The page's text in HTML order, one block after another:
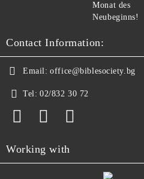
Monat des
Neubeginns!
Contact Information:
Email: office@biblesociety.bg
Tel: 02/832 30 72
Working with